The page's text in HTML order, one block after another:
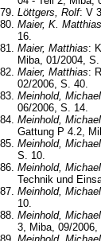
Löttgers, Rolf: V
Maier, K. Matthias
16.
Maier, Matthias:
Miba, 01/2004,
Maier, Matthias:
02/2006, S. 40.
Meinhold, Michael
06/2006, S. 14.
Meinhold, Michael
Gattung P 4.2,
Meinhold, Michael
S. 10.
Meinhold, Michael
Technik und
Meinhold, Michael
10.
Meinhold, Michael
3, Miba, 09/2006,